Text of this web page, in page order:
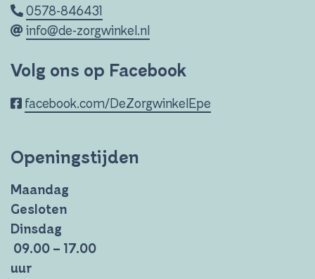
0578-846431
info@de-zorgwinkel.nl
Volg ons op Facebook
facebook.com/DeZorgwinkelEpe
Openingstijden
Maandag
Gesloten
Dinsdag
09.00 – 17.00
uur